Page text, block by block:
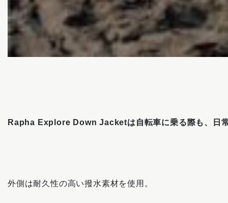
Rapha Explore Down Jacketは自転車に乗る際も、日
外側は耐久性の高い撥水素材を使用。